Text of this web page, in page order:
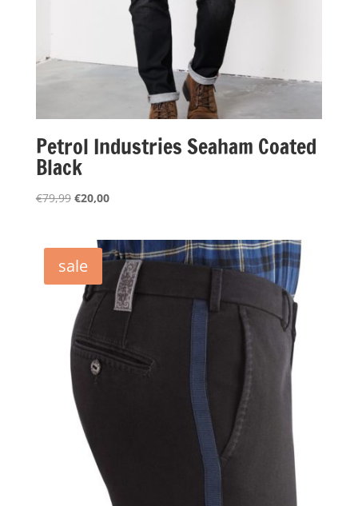
Petrol Industries Seaham Coated
Black
€79,99 Oorspronkelijke
€79,99.
€20,00Huidige
€20,00.
sale